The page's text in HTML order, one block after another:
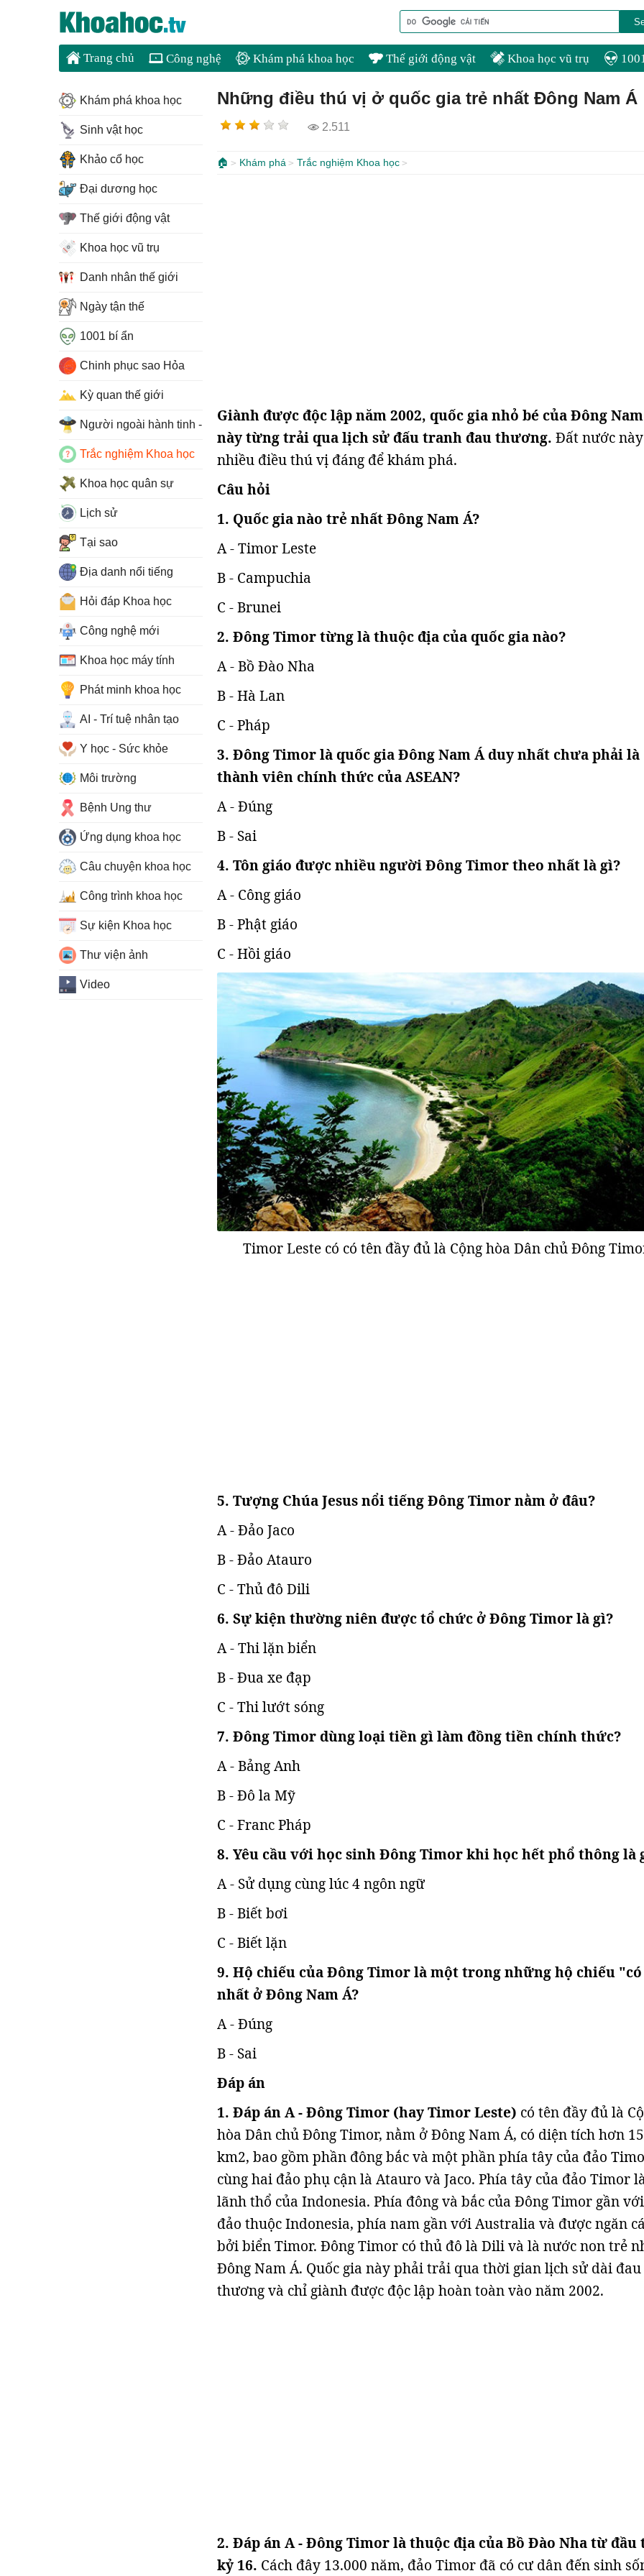
Trang chủ Công nghệ Khám phá khoa học Thế giới động vật Khoa học vũ trụ
Những điều thú vị ở quốc gia trẻ nhất Đông Nam Á
2.511
🏠 Khám phá Trắc nghiệm Khoa học
Giành được độc lập năm 2002, quốc gia nhỏ bé của Đông
này từng trải qua lịch sử đấu tranh đau thương. Đất nước
nhiều điều thú vị đáng để khám phá.
Câu hỏi
1. Quốc gia nào trẻ nhất Đông Nam Á?
A - Timor Leste
B - Campuchia
C - Brunei
2. Đông Timor từng là thuộc địa của quốc gia nào?
A - Bồ Đào Nha
B - Hà Lan
C - Pháp
3. Đông Timor là quốc gia Đông Nam Á duy nhất chưa phải là
thành viên chính thức của ASEAN?
A - Đúng
B - Sai
4. Tôn giáo được nhiều người Đông Timor theo nhất là gì?
A - Công giáo
B - Phật giáo
C - Hồi giáo
Timor Leste có có tên đầy đủ là Cộng hòa Dân chủ Đông
5. Tượng Chúa Jesus nổi tiếng Đông Timor nằm ở đâu?
A - Đảo Jaco
B - Đảo Atauro
C - Thủ đô Dili
6. Sự kiện thường niên được tổ chức ở Đông Timor là gì?
A - Thi lặn biển
B - Đua xe đạp
C - Thi lướt sóng
7. Đông Timor dùng loại tiền gì làm đồng tiền chính thức?
A - Bảng Anh
B - Đô la Mỹ
C - Franc Pháp
8. Yêu cầu với học sinh Đông Timor khi học hết phổ thông là
A - Sử dụng cùng lúc 4 ngôn ngữ
B - Biết bơi
C - Biết lặn
9. Hộ chiếu của Đông Timor là một trong những hộ chiếu
nhất ở Đông Nam Á?
A - Đúng
B - Sai
Đáp án
1. Đáp ánA - Đông Timor (hay Timor Leste) có tên đầy đủ là
hòa Dân chủ Đông Timor, nằm ở Đông Nam Á, có diện tích hơn
km2, bao gồm phần đông bắc và một phần phía tây của đảo
cùng hai đảo phụ cận là Atauro và Jaco. Phía tây của đảo Timor
lãnh thổ của Indonesia. Phía đông và bắc của Đông Timor gần
đảo thuộc Indonesia, phía nam gần với Australia và được ngăn
bởi biển Timor. Đông Timor có thủ đô là Dili và là nước non trẻ
Đông Nam Á. Quốc gia này phải trải qua thời gian lịch sử dài đau
thương và chỉ giành được độc lập hoàn toàn vào năm 2002.
2. Đáp án A - Đông Timor là thuộc địa của Bồ Đào Nha từ đầu
kỷ 16. Cách đây 13.000 năm, đảo Timor đã có cư dân đến sinh
Khám phá khoa học
Sinh vật học
Khảo cổ học
Đại dương học
Thế giới động vật
Khoa học vũ trụ
Danh nhân thế giới
Ngày tận thế
1001 bí ẩn
Chinh phục sao Hỏa
Kỳ quan thế giới
Người ngoài hành tinh - UFO
Trắc nghiệm Khoa học
Khoa học quân sự
Lịch sử
Tại sao
Địa danh nổi tiếng
Hỏi đáp Khoa học
Công nghệ mới
Khoa học máy tính
Phát minh khoa học
AI - Trí tuệ nhân tạo
Y học - Sức khỏe
Môi trường
Bệnh Ung thư
Ứng dụng khoa học
Câu chuyện khoa học
Công trình khoa học
Sự kiện Khoa học
Thư viện ảnh
Video